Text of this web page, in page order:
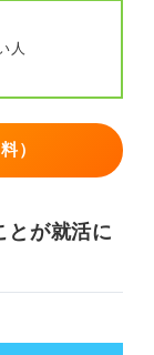
人
）
とが就活に